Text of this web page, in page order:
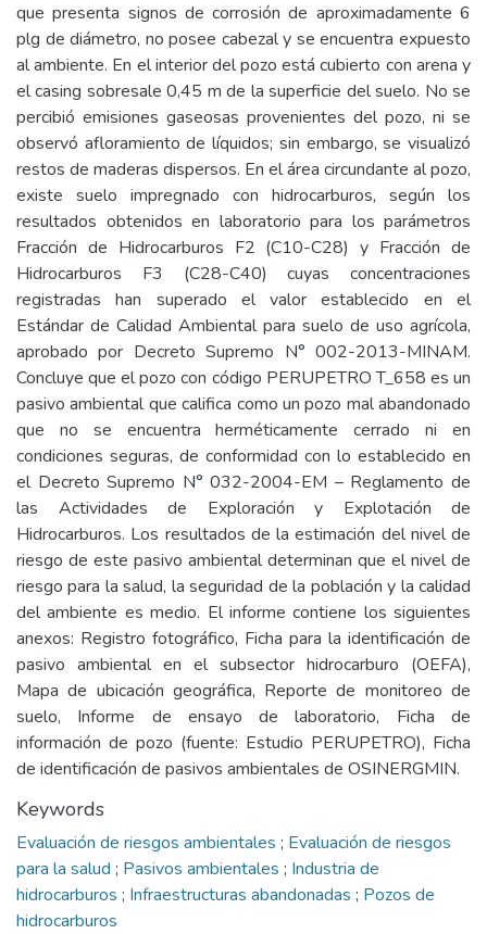
que presenta signos de corrosión de aproximadamente 6
plg de diámetro, no posee cabezal y se encuentra expuesto
al ambiente. En el interior del pozo está cubierto con arena y
el casing sobresale 0,45 m de la superficie del suelo. No se
percibió emisiones gaseosas provenientes del pozo, ni se
observó afloramiento de líquidos; sin embargo, se visualizó
restos de maderas dispersos. En el área circundante al pozo,
existe suelo impregnado con hidrocarburos, según los
resultados obtenidos en laboratorio para los parámetros
Fracción de Hidrocarburos F2 (C10-C28) y Fracción de
Hidrocarburos F3 (C28-C40) cuyas concentraciones
registradas han superado el valor establecido en el
Estándar de Calidad Ambiental para suelo de uso agrícola,
aprobado por Decreto Supremo N° 002-2013-MINAM.
Concluye que el pozo con código PERUPETRO T_658 es un
pasivo ambiental que califica como un pozo mal abandonado
que no se encuentra herméticamente cerrado ni en
condiciones seguras, de conformidad con lo establecido en
el Decreto Supremo N° 032-2004-EM – Reglamento de
las Actividades de Exploración y Explotación de
Hidrocarburos. Los resultados de la estimación del nivel de
riesgo de este pasivo ambiental determinan que el nivel de
riesgo para la salud, la seguridad de la población y la calidad
del ambiente es medio. El informe contiene los siguientes
anexos: Registro fotográfico, Ficha para la identificación de
pasivo ambiental en el subsector hidrocarburo (OEFA),
Mapa de ubicación geográfica, Reporte de monitoreo de
suelo, Informe de ensayo de laboratorio, Ficha de
información de pozo (fuente: Estudio PERUPETRO), Ficha
de identificación de pasivos ambientales de OSINERGMIN.
Keywords
Evaluación de riesgos ambientales ; Evaluación de riesgos
para la salud ; Pasivos ambientales ; Industria de
hidrocarburos ; Infraestructuras abandonadas ; Pozos de
hidrocarburos